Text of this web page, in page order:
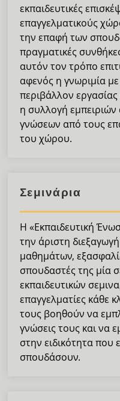
εκπαιδευτικές
επαγγελματικούς
την επαφή των
πραγματικές
αυτόν τον τρόπο
αφενός η γνωριμία
περιβάλλον
η συλλογή εμπειριών
γνώσεων από τους
του χώρου.
Σεμινάρια
Η «Εκπαιδευτική
την άριστη
μαθημάτων,
σπουδαστές της μία
εκπαιδευτικών
επαγγελματίες κάθε
τους βοηθούν να
γνώσεις τους και να
στην ειδικότητα που
σπουδάσουν.